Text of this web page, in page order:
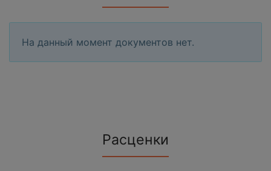
На данный момент документов нет.
Расценки